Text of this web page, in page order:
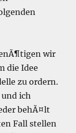
wir
die Idee
zu ordern.
ich
behÃ¤lt
Fall stellen